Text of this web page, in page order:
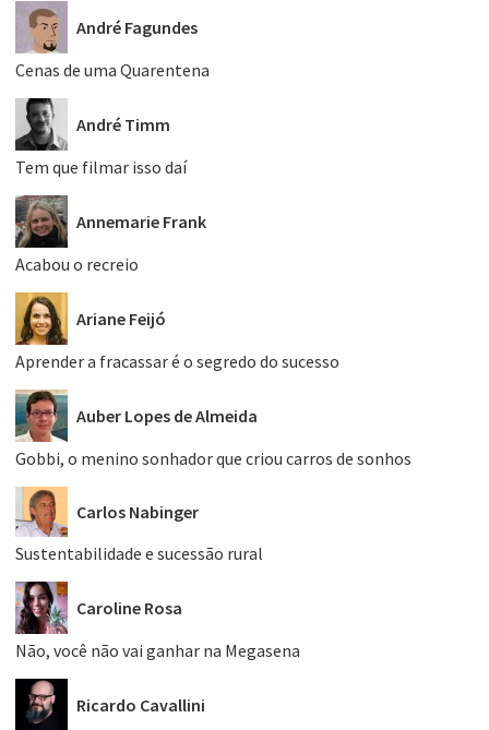
André Fagundes
Cenas de uma Quarentena
André Timm
Tem que filmar isso daí
Annemarie Frank
Acabou o recreio
Ariane Feijó
Aprender a fracassar é o segredo do sucesso
Auber Lopes de Almeida
Gobbi, o menino sonhador que criou carros de sonhos
Carlos Nabinger
Sustentabilidade e sucessão rural
Caroline Rosa
Não, você não vai ganhar na Megasena
Ricardo Cavallini